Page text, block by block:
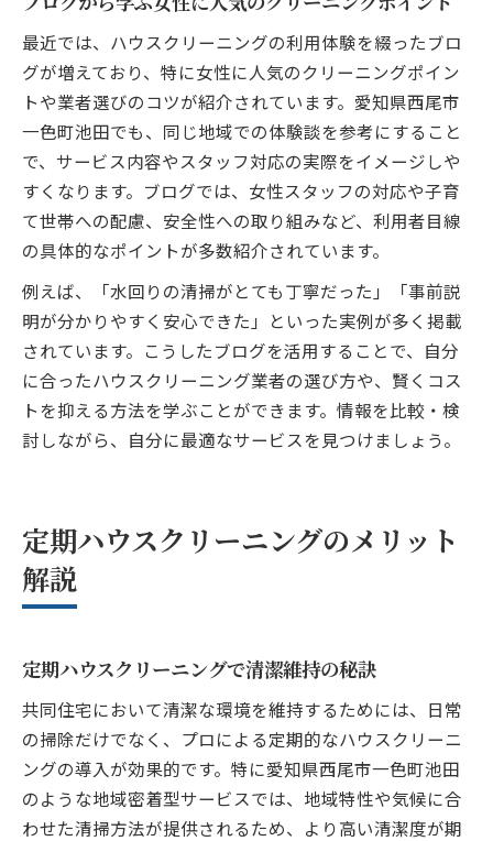
最近では、ハウスクリーニングの利用体験を綴ったブロ
グが増えており、特に女性に人気のクリーニングポイン
トや業者選びのコツが紹介されています。愛知県西尾市
一色町池田でも、同じ地域での体験談を参考にすること
で、サービス内容やスタッフ対応の実際をイメージしや
すくなります。ブログでは、女性スタッフの対応や子育
て世帯への配慮、安全性への取り組みなど、利用者目線
の具体的なポイントが多数紹介されています。
例えば、「水回りの清掃がとても丁寧だった」「事前説
明が分かりやすく安心できた」といった実例が多く掲載
されています。こうしたブログを活用することで、自分
に合ったハウスクリーニング業者の選び方や、賢くコス
トを抑える方法を学ぶことができます。情報を比較・検
討しながら、自分に最適なサービスを見つけましょう。
定期ハウスクリーニングのメリット
解説
定期ハウスクリーニングで清潔維持の秘訣
共同住宅において清潔な環境を維持するためには、日常
の掃除だけでなく、プロによる定期的なハウスクリーニ
ングの導入が効果的です。特に愛知県西尾市一色町池田
のような地域密着型サービスでは、地域特性や気候に合
わせた清掃方法が提供されるため、より高い清潔度が期